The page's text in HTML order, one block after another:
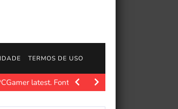
TERMOS DE USO
latest. Fonte da imagem: Pcgamer Após